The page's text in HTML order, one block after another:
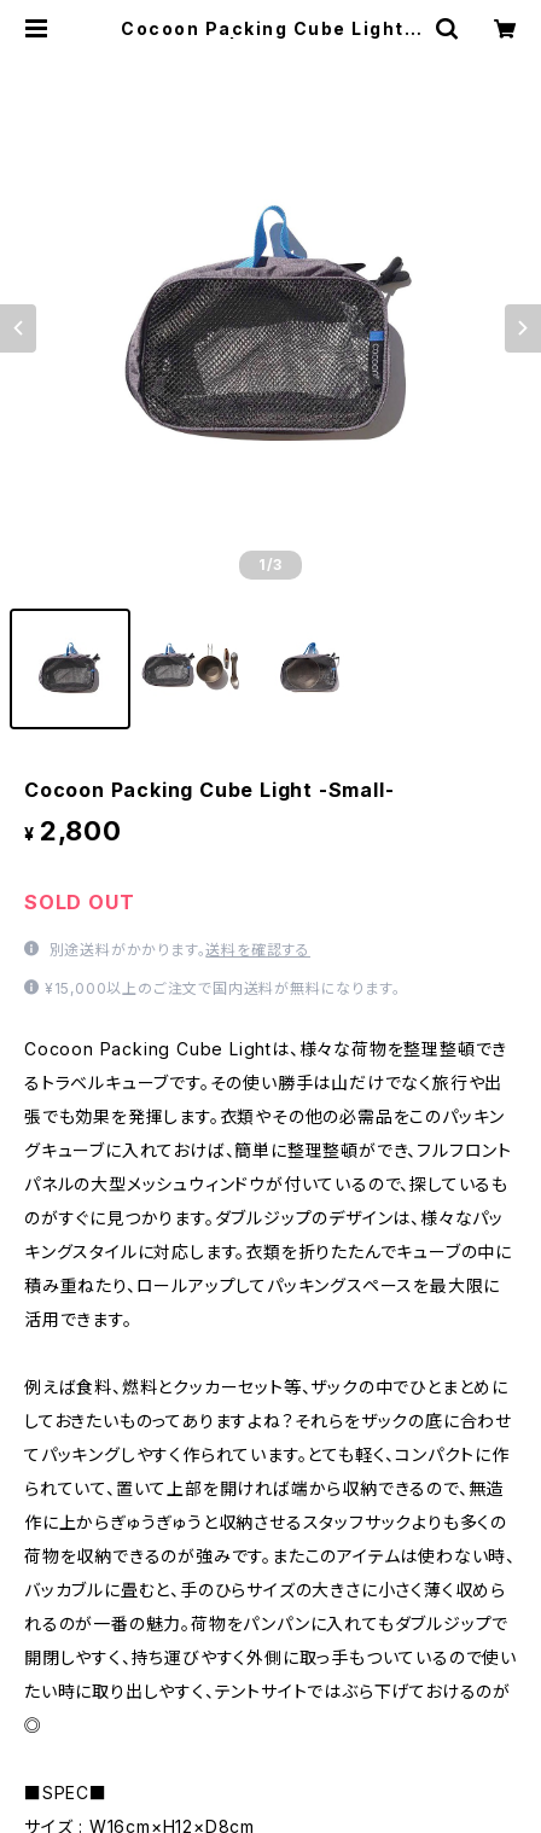
Cocoon Packing Cube Light -
1 /3
Cocoon Packing Cube Light -Small-
¥ 2,800
SOLD OUT
別途送料がかかります。送料を確認する
¥15,000以上のご注文で国内送料が無料になります。
Cocoon Packing Cube Lightは、様々な荷物を整理整頓でき
るトラベルキューブです。その使い勝手は山だけでなく旅行や出
張でも効果を発揮します。衣類やその他の必需品をこのパッキン
グキューブに入れておけば、簡単に整理整頓ができ、フルフロント
パネルの大型メッシュウィンドウが付いているので、探しているも
のがすぐに見つかります。ダブルジップのデザインは、様々なパッ
キングスタイルに対応します。衣類を折りたたんでキューブの中に
積み重ねたり、ロールアップしてパッキングスペースを最大限に
活用できます。
例えば食料、燃料とクッカーセット等、ザックの中でひとまとめに
しておきたいものってありますよね？それらをザックの底に合わせ
てパッキングしやすく作られています。とても軽く、コンパクトに作
られていて、置いて上部を開ければ端から収納できるので、無造
作に上からぎゅうぎゅうと収納させるスタッフサックよりも多くの
荷物を収納できるのが強みです。またこのアイテムは使わない時、
バッカブルに畳むと、手のひらサイズの大きさに小さく薄く収めら
れるのが一番の魅力。荷物をパンパンに入れてもダブルジップで
開閉しやすく、持ち運びやすく外側に取っ手もついているので使い
たい時に取り出しやすく、テントサイトではぶら下げておけるのが
◎
■SPEC■
サイズ : W16cm×H12×D8cm